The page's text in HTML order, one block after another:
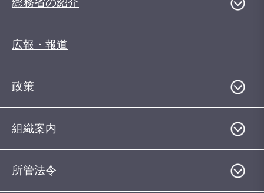
総務省の紹介
広報・報道
政策
組織案内
所管法令